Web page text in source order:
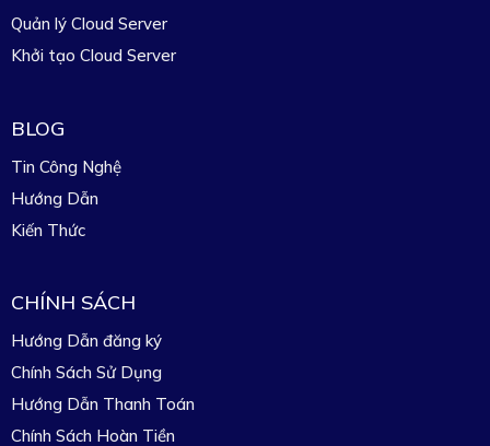
Quản lý Cloud Server
Khởi tạo Cloud Server
BLOG
Tin Công Nghệ
Hướng Dẫn
Kiến Thức
CHÍNH SÁCH
Hướng Dẫn đăng ký
Chính Sách Sử Dụng
Hướng Dẫn Thanh Toán
Chính Sách Hoàn Tiền